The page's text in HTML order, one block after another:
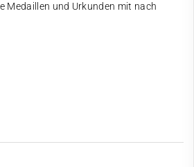
Medaillen und Urkunden mit nach